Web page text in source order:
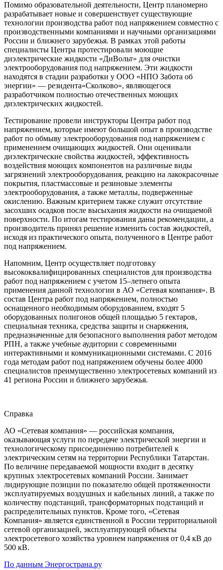
Помимо образовательной деятельности, Центр планомерно
разрабатывает новые и совершенствует существующие
технологии производства работ под напряжением совместно с
производственными компаниями и научными организациями
России и ближнего зарубежья. В рамках этой работы
специалисты Центра протестировали моющие
диэлектрические жидкости «ДиВольт» для очистки
электрооборудования под напряжением. Эти жидкости
находятся в стадии разработки у ООО «НПО Забота об
энергии» — резидента«Сколково», являющегося
разработчиком полностью отечественных моющих
диэлектрических жидкостей.
Тестирование провели инструкторы Центра работ под
напряжением, которые имеют большой опыт в производстве
работ по обмыву электрооборудования под напряжением с
применением очищающих жидкостей. Они оценивали
диэлектрические свойства жидкостей, эффективность
воздействия моющих компонентов на различные виды
загрязнений электрооборудования, реакцию на лакокрасочные
покрытия, пластмассовые и резиновые элементы
электрооборудования, а также металлы, подверженные
окислению. Важным критерием также служит отсутствие
засохших осадков после высыхания жидкости на очищаемой
поверхности. По итогам тестирования даны рекомендации, а
производитель принял решение изменить состав жидкостей,
исходя из практического опыта, полученного в Центре работ
под напряжением.
Напомним, Центр осуществляет подготовку
высококвалифицированных специалистов для производства
работ под напряжением с учетом 15–летнего опыта
применения данной технологии в АО «Сетевая компания». В
состав Центра работ под напряжением, полностью
оснащенного необходимым оборудованием, входят 5
оборудованных полигонов общей площадью 5 гектаров,
специальная техника, средства защиты и снаряжения,
предназначенные для безопасного выполнения работ методом
РПН, а также учебные аудитории с современными
интерактивными и коммуникационными системами. С 2016
года методам работ под напряжением обучены более 4000
специалистов преимущественно электросетевых компаний из
41 региона России и ближнего зарубежья.
Справка
АО «Сетевая компания» — российская компания,
оказывающая услуги по передаче электрической энергии и
технологическому присоединению потребителей к
электрическим сетям на территории Республики Татарстан.
По величине передаваемой мощности входит в десятку
крупных электросетевых компаний России. Занимает
лидирующие позиции по показателю общей протяженности
эксплуатируемых воздушных и кабельных линий, а также по
количеству подстанций, трансформаторных подстанций и
распределительных пунктов. Кроме того, «Сетевая
Компания» является единственной в России территориальной
сетевой организацией, эксплуатирующей объекты
электросетевого хозяйства уровнем напряжения от 0,4 кВ до
500 кВ.
По данным Энергострана.ру